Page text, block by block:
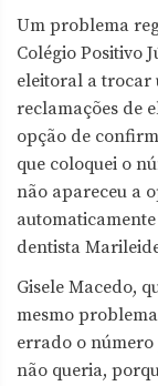
Um problema
Colégio Positivo
eleitoral a trocar
reclamações de
opção de
que coloquei o
não apareceu a
dentista
Gisele Macedo,
mesmo
errado o número
não queria,